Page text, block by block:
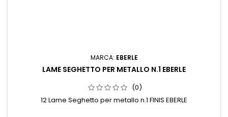
MARCA: EBERLE
LAME SEGHETTO PER METALLO N.1 EBERLE
(0)
12 Lame Seghetto per metallo n.1 FINIS EBERLE